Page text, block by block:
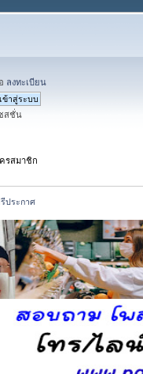
ลงทะเบียน
สชั่น
รสมาชิก
ประกาศ